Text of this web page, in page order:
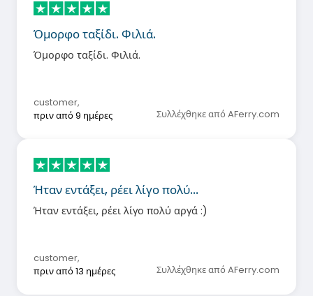
Όμορφο ταξίδι. Φιλιά.
Όμορφο ταξίδι. Φιλιά.
customer,
πριν από 9 ημέρες
Συλλέχθηκε από AFerry.com
Ήταν εντάξει, ρέει λίγο πολύ…
Ήταν εντάξει, ρέει λίγο πολύ αργά :)
customer,
πριν από 13 ημέρες
Συλλέχθηκε από AFerry.com